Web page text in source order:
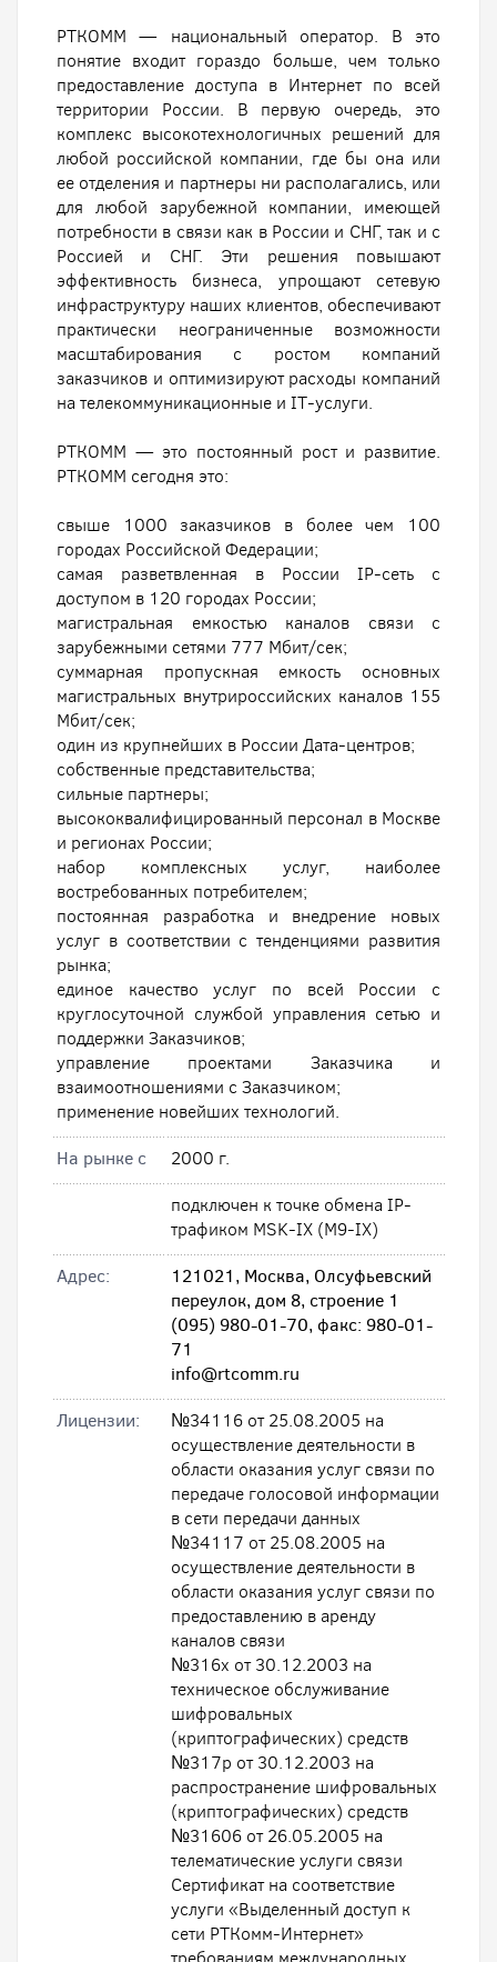
РТКОММ — национальный оператор. В это
понятие входит гораздо больше, чем только
предоставление доступа в Интернет по всей
территории России. В первую очередь, это
комплекс высокотехнологичных решений для
любой российской компании, где бы она или
ее отделения и партнеры ни располагались, или
для любой зарубежной компании, имеющей
потребности в связи как в России и СНГ, так и с
Россией и СНГ. Эти решения повышают
эффективность бизнеса, упрощают сетевую
инфраструктуру наших клиентов, обеспечивают
практически неограниченные возможности
масштабирования с ростом компаний
заказчиков и оптимизируют расходы компаний
на телекоммуникационные и IT-услуги.
РТКОММ — это постоянный рост и развитие.
РТКОММ сегодня это:
свыше 1000 заказчиков в более чем 100
городах Российской Федерации;
самая разветвленная в России IP-сеть с
доступом в 120 городах России;
магистральная емкостью каналов связи с
зарубежными сетями 777 Мбит/сек;
суммарная пропускная емкость основных
магистральных внутрироссийских каналов 155
Мбит/сек;
один из крупнейших в России Дата-центров;
собственные представительства;
сильные партнеры;
высококвалифицированный персонал в Москве
и регионах России;
набор комплексных услуг, наиболее
востребованных потребителем;
постоянная разработка и внедрение новых
услуг в соответствии с тенденциями развития
рынка;
единое качество услуг по всей России с
круглосуточной службой управления сетью и
поддержки Заказчиков;
управление проектами Заказчика и
взаимоотношениями с Заказчиком;
применение новейших технологий.
На рынке с
2000 г.
подключен к точке обмена IP-
трафиком MSK-IX (M9-IX)
Адрес:
121021, Москва, Олсуфьевский
переулок, дом 8, строение 1
(095) 980-01-70, факс: 980-01-
71
info@rtcomm.ru
Лицензии:
№34116 от 25.08.2005 на
осуществление деятельности в
области оказания услуг связи по
передаче голосовой информации
в сети передачи данных
№34117 от 25.08.2005 на
осуществление деятельности в
области оказания услуг связи по
предоставлению в аренду
каналов связи
№316х от 30.12.2003 на
техническое обслуживание
шифровальных
(криптографических) средств
№317р от 30.12.2003 на
распространение шифровальных
(криптографических) средств
№31606 от 26.05.2005 на
телематические услуги связи
Сертификат на соответствие
услуги «Выделенный доступ к
сети РТКомм-Интернет»